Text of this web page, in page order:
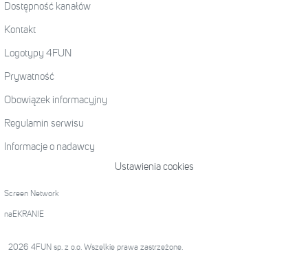
Dostępność kanałów
Kontakt
Logotypy 4FUN
Prywatność
Obowiązek informacyjny
Regulamin serwisu
Informacje o nadawcy
Ustawienia cookies
Screen Network
naEKRANIE
2026 4FUN sp. z o.o. Wszelkie prawa zastrzeżone.